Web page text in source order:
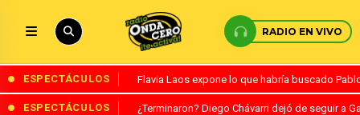
RADIO EN VIVO
ESPECTÁCULOS Flavia Laos expone lo que habría buscado
ESPECTÁCULOS ¿Terminaron? Diego Chávarri dejó de seguir a